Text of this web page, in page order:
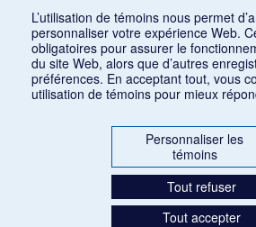
1 2
L’utilisation de témoins nous permet
personnaliser votre expérience Web.
obligatoires pour assurer le
du site Web, alors que d’autres
préférences. En acceptant tout, vous
utilisation de témoins pour mieux
Personnaliser les
témoins
Tout refuser
Tout accepter